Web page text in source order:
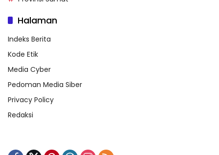
Halaman
Indeks Berita
Kode Etik
Media Cyber
Pedoman Media Siber
Privacy Policy
Redaksi